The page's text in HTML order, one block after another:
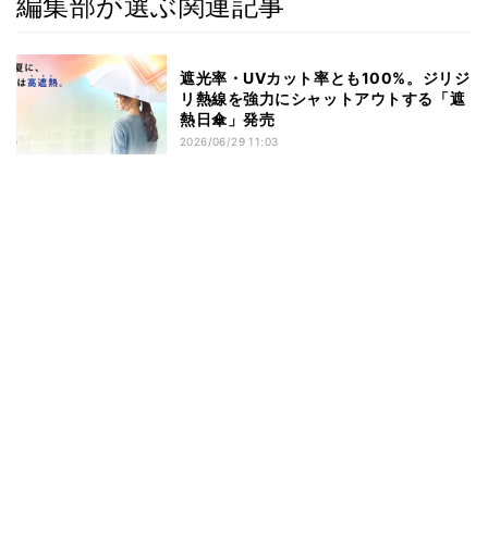
遮光率・UVカット率とも100%。ジリジ
リ熱線を強力にシャットアウトする「遮
熱日傘」発売
2026/06/29 11:03